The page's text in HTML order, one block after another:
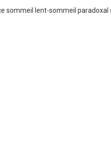
sommeil lent-sommeil paradoxal